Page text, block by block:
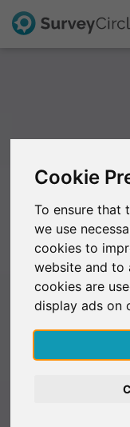
Cookie
To ensure that
we use
cookies to
website and to
cookies are
display ads on